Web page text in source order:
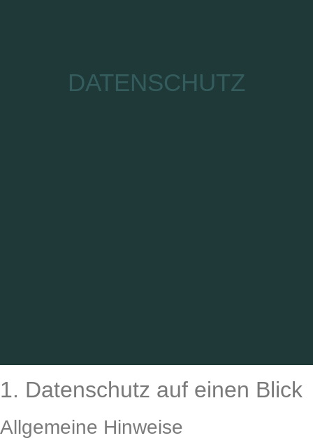
DATENSCHUTZ
1. Datenschutz auf einen Blick
Allgemeine Hinweise